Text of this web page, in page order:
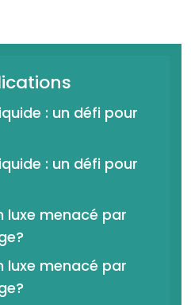
: un défi pour
: un défi pour
luxe menacé par
luxe menacé par